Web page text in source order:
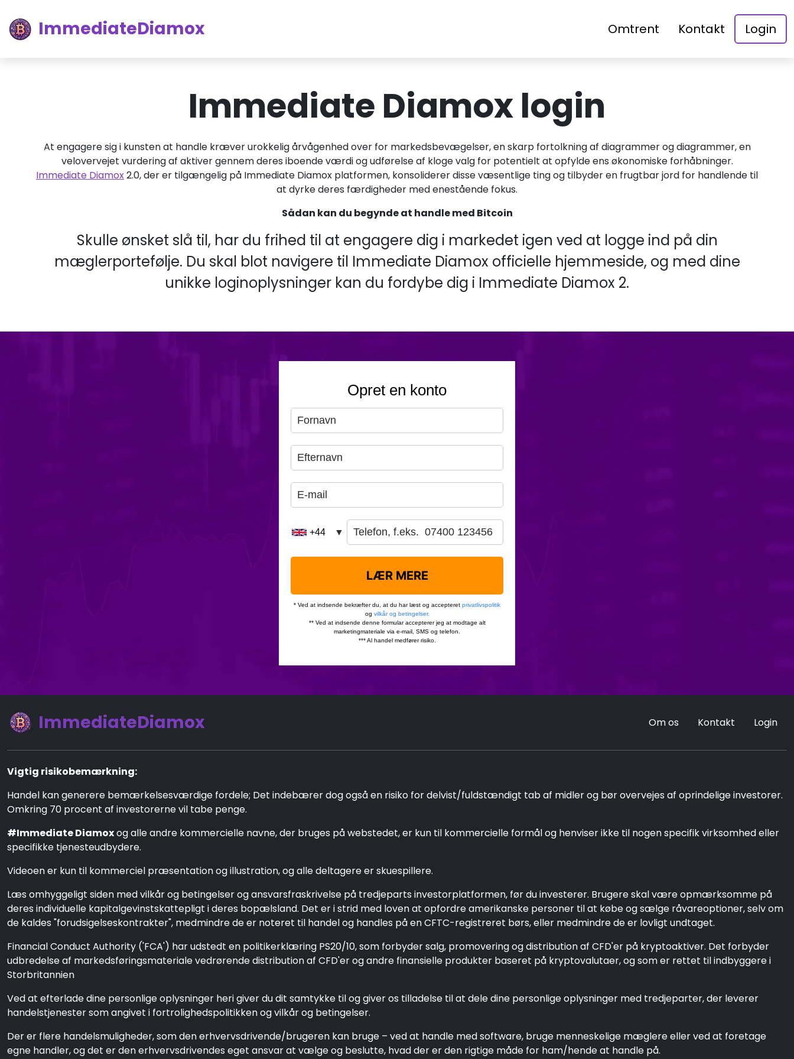
ImmediateDiamox Omtrent Kontakt Login
Immediate Diamox login
At engagere sig i kunsten at handle kræver urokkelig årvågenhed over for markedsbevægelser, en skarp fortolkning af diagrammer og diagrammer, en
velovervejet vurdering af aktiver gennem deres iboende værdi og udførelse af kloge valg for potentielt at opfylde ens økonomiske forhåbninger.
Immediate Diamox2.0, der er tilgængelig på Immediate Diamox platformen, konsoliderer disse væsentlige ting og tilbyder en frugtbar jord for handlende til
at dyrke deres færdigheder med enestående fokus.
Sådan kan du begynde at handle med Bitcoin
Skulle ønsket slå til, har du frihed til at engagere dig i markedet igen ved at logge ind på din
mæglerportefølje. Du skal blot navigere til Immediate Diamox officielle hjemmeside, og med dine
unikke loginoplysninger kan du fordybe dig i Immediate Diamox 2.
ImmediateDiamox Om os Kontakt Login
Vigtig risikobemærkning:
Handel kan generere bemærkelsesværdige fordele; Det indebærer dog også en risiko for delvist/fuldstændigt tab af midler og bør overvejes af oprindelige investorer.
Omkring 70 procent af investorerne vil tabe penge.
#Immediate Diamoxog alle andre kommercielle navne, der bruges på webstedet, er kun til kommercielle formål og henviser ikke til nogen specifik virksomhed eller
specifikke tjenesteudbydere.
Videoen er kun til kommerciel præsentation og illustration, og alle deltagere er skuespillere.
Læs omhyggeligt siden med vilkår og betingelser og ansvarsfraskrivelse på tredjeparts investorplatformen, før du investerer. Brugere skal være opmærksomme på
deres individuelle kapitalgevinstskattepligt i deres bopælsland. Det er i strid med loven at opfordre amerikanske personer til at købe og sælge råvareoptioner, selv om
de kaldes "forudsigelseskontrakter", medmindre de er noteret til handel og handles på en CFTC-registreret børs, eller medmindre de er lovligt undtaget.
Financial Conduct Authority ('FCA') har udstedt en politikerklæring PS20/10, som forbyder salg, promovering og distribution af CFD'er på kryptoaktiver. Det forbyder
udbredelse af markedsføringsmateriale vedrørende distribution af CFD'er og andre finansielle produkter baseret på kryptovalutaer, og som er rettet til indbyggere i
Storbritannien
Ved at efterlade dine personlige oplysninger heri giver du dit samtykke til og giver os tilladelse til at dele dine personlige oplysninger med tredjeparter, der leverer
handelstjenester som angivet i fortrolighedspolitikken og vilkår og betingelser.
Der er flere handelsmuligheder, som den erhvervsdrivende/brugeren kan bruge – ved at handle med software, bruge menneskelige mæglere eller ved at foretage
egne handler, og det er den erhvervsdrivendes eget ansvar at vælge og beslutte, hvad der er den rigtige måde for ham/hende at handle på.